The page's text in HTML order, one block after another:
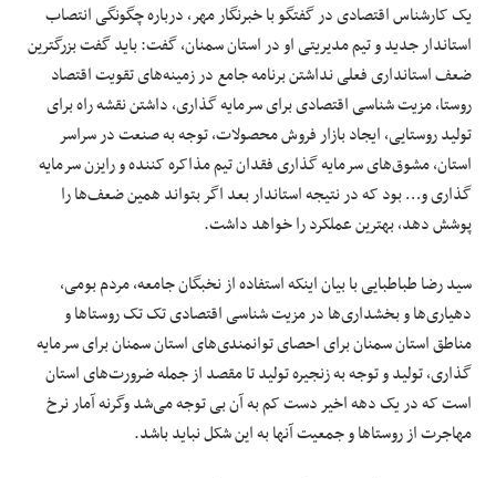
یک کارشناس اقتصادی در گفتگو با خبرنگار مهر، درباره چگونگی انتصاب
استاندار جدید و تیم مدیریتی او در استان سمنان، گفت: باید گفت بزرگترین
ضعف استانداری فعلی نداشتن برنامه جامع در زمینه‌های تقویت اقتصاد
روستا، مزیت شناسی اقتصادی برای سرمایه گذاری، داشتن نقشه راه برای
تولید روستایی، ایجاد بازار فروش محصولات، توجه به صنعت در سراسر
استان، مشوق‌های سرمایه گذاری فقدان تیم مذاکره کننده و رایزن سرمایه
گذاری و… بود که در نتیجه استاندار بعد اگر بتواند همین ضعف‌ها را
پوشش دهد، بهترین عملکرد را خواهد داشت.
سید رضا طباطبایی با بیان اینکه استفاده از نخبگان جامعه، مردم بومی،
دهیاری‌ها و بخشداری‌ها در مزیت شناسی اقتصادی تک تک روستاها و
مناطق استان سمنان برای احصای توانمندی‌های استان سمنان برای سرمایه
گذاری، تولید و توجه به زنجیره تولید تا مقصد از جمله ضرورت‌های استان
است که در یک دهه اخیر دست کم به آن بی توجه می‌شد وگرنه آمار نرخ
مهاجرت از روستاها و جمعیت آنها به این شکل نباید باشد.